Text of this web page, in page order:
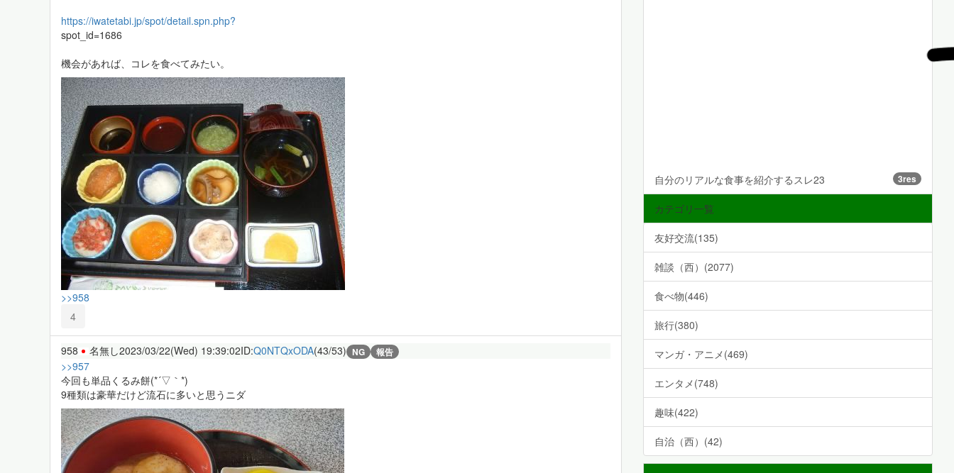
https://iwatetabi.jp/spot/detail.spn.php?
spot_id=1686
機会があれば、コレを食べてみたい。
>>958
4
958 名無し2023/03/22(Wed) 19:39:02ID:Q0NTQxODA(43/53) NG 報告
>>957
今回も単品くるみ餅(*´▽｀*)
9種類は豪華だけど流石に多いと思うニダ
自分のリアルな食事を紹介するスレ23 3res
カテゴリ一覧
友好交流(135)
雑談（西）(2077)
食べ物(446)
旅行(380)
マンガ・アニメ(469)
エンタメ(748)
趣味(422)
自治（西）(42)